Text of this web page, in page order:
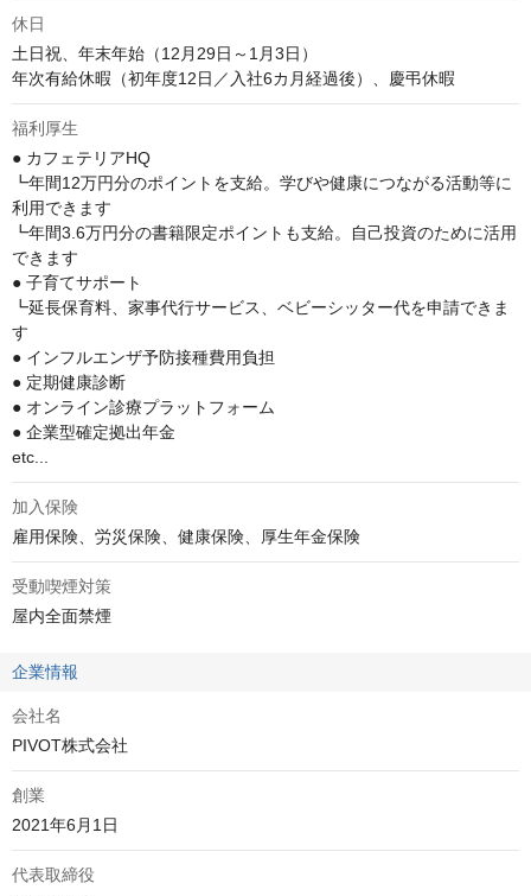
休日
土日祝、年末年始（12月29日～1月3日）
年次有給休暇（初年度12日／入社6カ月経過後）、慶弔休暇
福利厚生
● カフェテリアHQ
┗年間12万円分のポイントを支給。学びや健康につながる活動等に
利用できます
┗年間3.6万円分の書籍限定ポイントも支給。自己投資のために活用
できます
● 子育てサポート
┗延長保育料、家事代行サービス、ベビーシッター代を申請できま
す
● インフルエンザ予防接種費用負担
● 定期健康診断
● オンライン診療プラットフォーム
● 企業型確定拠出年金
etc...
加入保険
雇用保険、労災保険、健康保険、厚生年金保険
受動喫煙対策
屋内全面禁煙
企業情報
会社名
PIVOT株式会社
創業
代表取締役